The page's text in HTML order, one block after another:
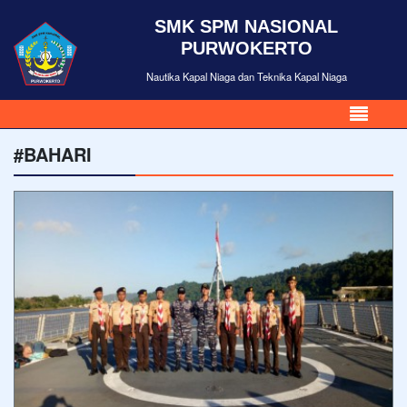
SMK SPM NASIONAL
PURWOKERTO
Nautika Kapal Niaga dan Teknika Kapal Niaga
#BAHARI